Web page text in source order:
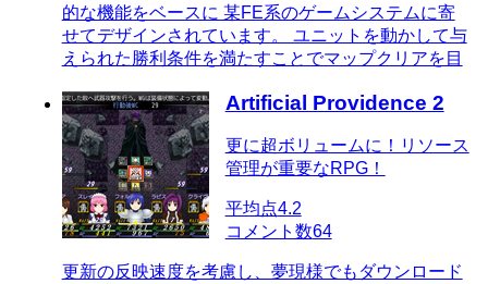
的な機能をベースに 某FE系のゲームシステムに寄
せてデザインされています。 ユニットを動かして与
えられた勝利条件を満たすことでマップクリアを目
Artificial Providence 2
更に超ボリュームに！リソース
管理が重要なRPG！
平均点4.2
コメント数64
更新の反映速度を考慮し、夢現様でもダウンロード